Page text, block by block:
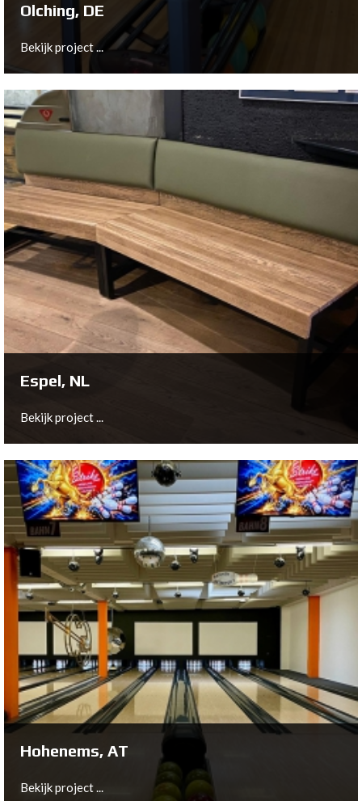
Olching, DE
Bekijk project ...
Olching, DE
Bekijk project ...
Espel, NL
Bekijk project ...
Espel, NL
Bekijk project ...
Hohenems, AT
Bekijk project ...